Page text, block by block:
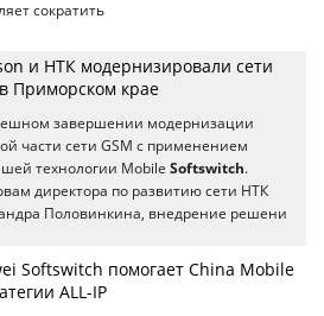
сократить
и НТК модернизировали сети
Приморском крае
завершении модернизации
части сети GSM с применением
технологии Mobile Softswitch.
директора по развитию сети НТК
Половинкина, внедрение решени
Softswitch помогает China Mobile
ALL-IP